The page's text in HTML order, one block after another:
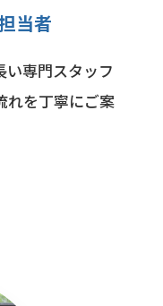
当者
い専門スタッフ
れを丁寧にご案